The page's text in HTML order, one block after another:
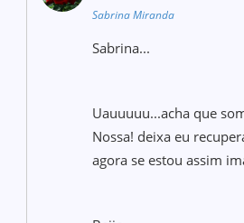
Sabrina Miranda
Sabrina...
Uauuuuu...acha que
Nossa! deixa eu
agora se estou assim